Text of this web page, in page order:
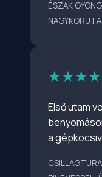
a
PIHENÉSSEL,